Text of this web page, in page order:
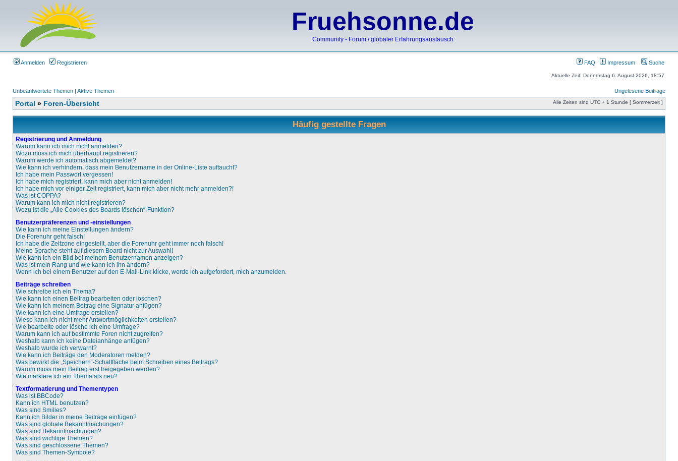
Fruehsonne.de
Community - Forum / globaler Erfahrungsaustausch
Anmelden Registrieren FAQ Impressum Suche
Aktuelle Zeit: Donnerstag 6. August 2026, 18:57
Unbeantwortete Themen | Aktive Themen Ungelesene Beiträge
Portal » Foren-Übersicht Alle Zeiten sind UTC + 1 Stunde [ Sommerzeit ]
Häufig gestellte Fragen
Registrierung und Anmeldung
Warum kann ich mich nicht anmelden?
Wozu muss ich mich überhaupt registrieren?
Warum werde ich automatisch abgemeldet?
Wie kann ich verhindern, dass mein Benutzername in der Online-Liste auftaucht?
Ich habe mein Passwort vergessen!
Ich habe mich registriert, kann mich aber nicht anmelden!
Ich habe mich vor einiger Zeit registriert, kann mich aber nicht mehr anmelden?!
Was ist COPPA?
Warum kann ich mich nicht registrieren?
Wozu ist die „Alle Cookies des Boards löschen“-Funktion?
Benutzerpräferenzen und -einstellungen
Wie kann ich meine Einstellungen ändern?
Die Forenuhr geht falsch!
Ich habe die Zeitzone eingestellt, aber die Forenuhr geht immer noch falsch!
Meine Sprache steht auf diesem Board nicht zur Auswahl!
Wie kann ich ein Bild bei meinem Benutzernamen anzeigen?
Was ist mein Rang und wie kann ich ihn ändern?
Wenn ich bei einem Benutzer auf den E-Mail-Link klicke, werde ich aufgefordert, mich anzumelden.
Beiträge schreiben
Wie schreibe ich ein Thema?
Wie kann ich einen Beitrag bearbeiten oder löschen?
Wie kann ich meinem Beitrag eine Signatur anfügen?
Wie kann ich eine Umfrage erstellen?
Wieso kann ich nicht mehr Antwortmöglichkeiten erstellen?
Wie bearbeite oder lösche ich eine Umfrage?
Warum kann ich auf bestimmte Foren nicht zugreifen?
Weshalb kann ich keine Dateianhänge anfügen?
Weshalb wurde ich verwarnt?
Wie kann ich Beiträge den Moderatoren melden?
Was bewirkt die „Speichern“-Schaltfläche beim Schreiben eines Beitrags?
Warum muss mein Beitrag erst freigegeben werden?
Wie markiere ich ein Thema als neu?
Textformatierung und Thementypen
Was ist BBCode?
Kann ich HTML benutzen?
Was sind Smilies?
Kann ich Bilder in meine Beiträge einfügen?
Was sind globale Bekanntmachungen?
Was sind Bekanntmachungen?
Was sind wichtige Themen?
Was sind geschlossene Themen?
Was sind Themen-Symbole?